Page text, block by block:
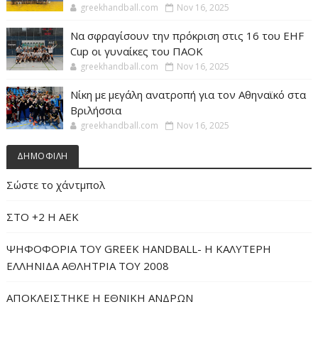
greekhandball.com Nov 16, 2025
Να σφραγίσουν την πρόκριση στις 16 του EHF
Cup οι γυναίκες του ΠΑΟΚ
greekhandball.com Nov 16, 2025
Νίκη με μεγάλη ανατροπή για τον Αθηναϊκό στα
Βριλήσσια
greekhandball.com Nov 16, 2025
ΔΗΜΟΦΙΛΗ
Σώστε το χάντμπολ
ΣΤΟ +2 Η ΑΕΚ
ΨΗΦΟΦΟΡΙΑ ΤΟΥ GREEK HANDBALL- H ΚΑΛΥΤΕΡΗ
ΕΛΛΗΝΙΔΑ ΑΘΛΗΤΡΙΑ ΤΟΥ 2008
ΑΠΟΚΛΕΙΣΤΗΚΕ Η ΕΘΝΙΚΗ ΑΝΔΡΩΝ